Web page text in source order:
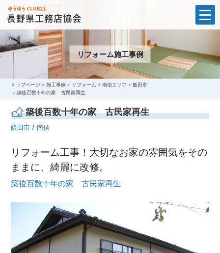
t
o
g
e
n
i
o
リフォーム施工事例
トップページ 施工事例 リフォーム 南信エリア
飯田市
築後百数十年の家 古民家再生
築後百数十年の家 古民家再生
飯田市 南信
リフォーム工事！大切なお家の雰囲気をその
ままに、綺麗に改修。
築後百数十年の家 古民家再生